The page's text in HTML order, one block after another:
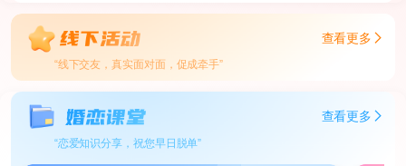
查看更多
“线下交友，真实面对面，促成牵手”
查看更多
“恋爱知识分享，祝您早日脱单”